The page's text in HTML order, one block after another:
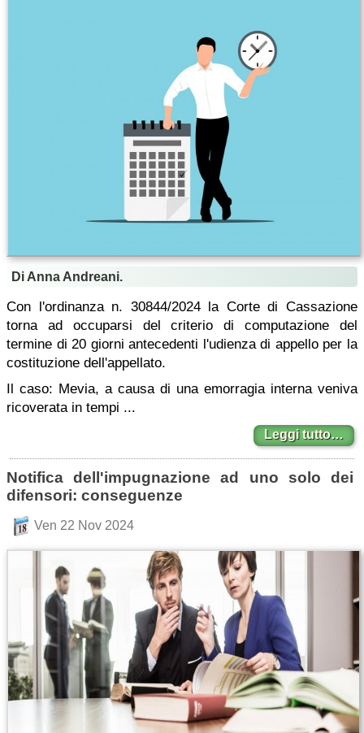
Di Anna Andreani.
Con l'ordinanza n. 30844/2024 la Corte di Cassazione
torna ad occuparsi del criterio di computazione del
termine di 20 giorni antecedenti l'udienza di appello per la
costituzione dell'appellato.
Il caso: Mevia, a causa di una emorragia interna veniva
ricoverata in tempi ...
Leggi tutto…
Notifica dell'impugnazione ad uno solo dei
difensori: conseguenze
Ven 22 Nov 2024